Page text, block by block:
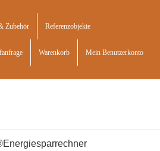
Zubehör Referenzobjekte
Warenkorb Mein Benutzerkonto